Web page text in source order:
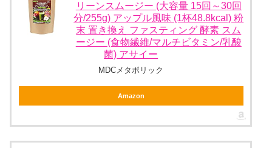
リーンスムージー (大容量 15回～30回
分/255g) アップル風味 (1杯48.8kcal) 粉
末 置き換え ファスティング 酵素 スム
ージー (食物繊維/マルチビタミン/乳酸
菌) アサイー
MDCメタボリック
Amazon